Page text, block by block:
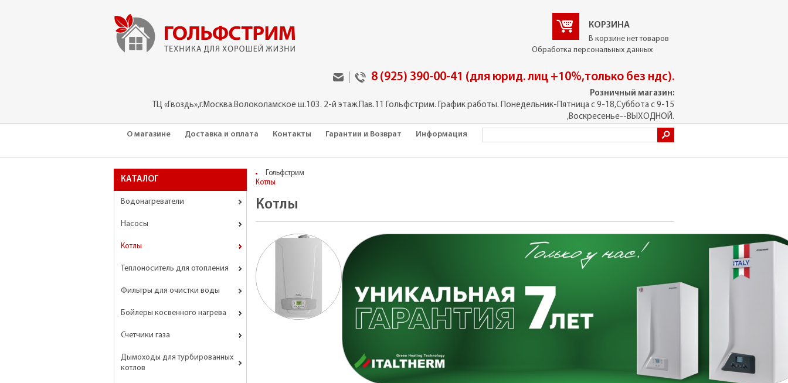
КОРЗИНА
В корзине нет товаров
Обработка персональных данных
8 (925) 390-00-41 (для юрид. лиц +10%,только без ндс).
Розничный магазин:
ТЦ «Гвоздь»,г.Москва.Волоколамское ш.103. 2-й этаж.Пав.11 Гольфстрим. График работы. Понедельник-Пятница с 9-18,Суббота с 9-15
,Воскресенье--ВЫХОДНОЙ.
О магазине
Доставка и оплата Контакты Гарантии и Возврат Информация
КАТАЛОГ
Водонагреватели
Насосы
Котлы
Теплоноситель для отопления
Фильтры для очистки воды
Бойлеры косвенного нагрева
Счетчики газа
Дымоходы для турбированных
котлов
Гольфстрим
Котлы
Котлы